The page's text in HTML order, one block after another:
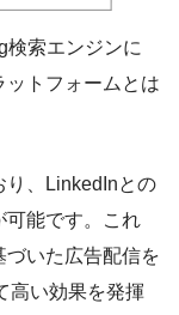
検索エンジンに
トフォームとは
り、LinkedInとの
可能です。これ
づいた広告配信を
高い効果を発揮